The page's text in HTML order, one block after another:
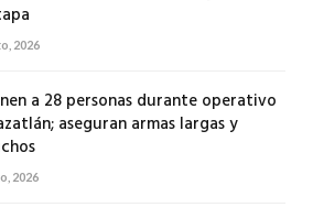
2026
a 28 personas durante operativo
aseguran armas largas y
2026